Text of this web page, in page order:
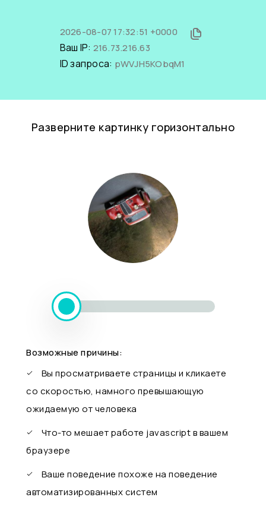
2026-08-07 17:32:51 +0000
Ваш IP: 216.73.216.63
ID запроса: pWVJH5KObqM1
Разверните картинку горизонтально
Возможные причины:
Вы просматриваете страницы и кликаете
со скоростью, намного превышающую
ожидаемую от человека
Что-то мешает работе javascript в вашем
браузере
Ваше поведение похоже на поведение
автоматизированных систем